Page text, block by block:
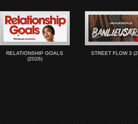
RELATIONSHIP GOALS
(2026)
STREET FLOW 3